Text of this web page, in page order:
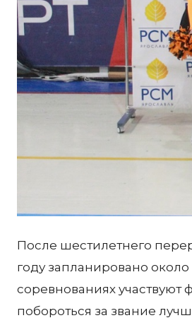
После шестилетнего
году запланировано
соревнованиях участвуют
побороться за звание